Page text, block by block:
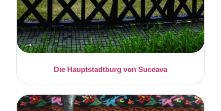
Die Hauptstadtburg von Suceava